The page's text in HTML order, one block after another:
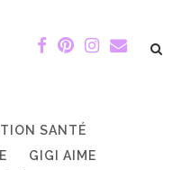
SANTÉ
GIGI AIME